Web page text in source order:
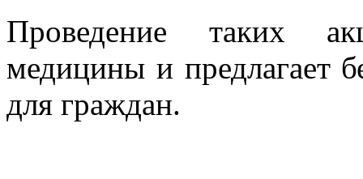
Проведение таких
медицины и предлагает
для граждан.